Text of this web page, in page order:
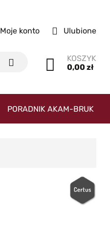
Ulubione
Moje konto
KOSZYK
0,00 zł
PORADNIK AKAM-BRUK